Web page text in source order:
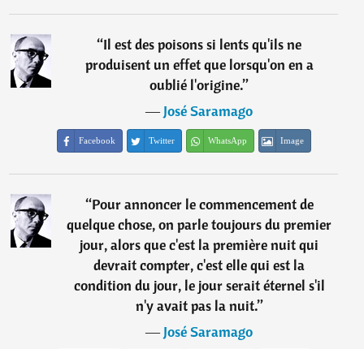
“Il est des poisons si lents qu'ils ne
produisent un effet que lorsqu'on en a
oublié l'origine.”
―José Saramago
Facebook Twitter WhatsApp Image
“Pour annoncer le commencement de
quelque chose, on parle toujours du premier
jour, alors que c'est la première nuit qui
devrait compter, c'est elle qui est la
condition du jour, le jour serait éternel s'il
n'y avait pas la nuit.”
―José Saramago